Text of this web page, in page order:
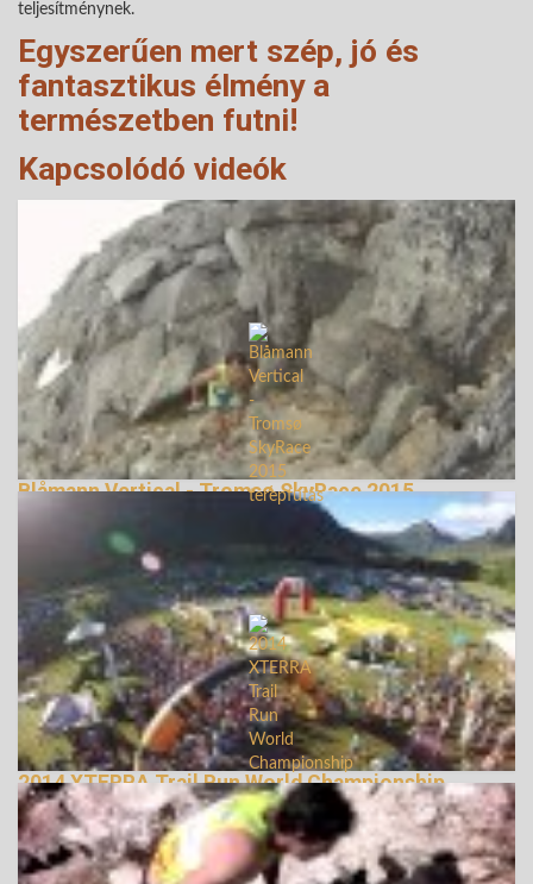
teljesítménynek.
Egyszerűen mert szép, jó és
fantasztikus élmény a
természetben futni!
Kapcsolódó videók
Blåmann Vertical - Tromsø SkyRace 2015
terepfutás
144105 Nézetek
2014 XTERRA Trail Run World Championship
147656 Nézetek